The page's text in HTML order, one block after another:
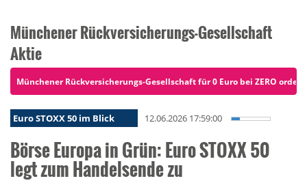
Münchener Rückversicherungs-Gesellschaft
Aktie
Münchener Rückversicherungs-Gesellschaft für 0 Euro bei ZERO
Euro STOXX 50 im Blick 12.06.2026 17:59:00
Börse Europa in Grün: Euro STOXX 50
legt zum Handelsende zu